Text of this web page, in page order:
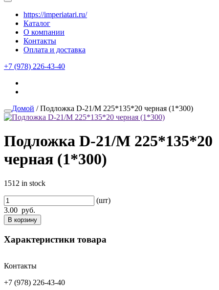
https://imperiatari.ru/
Каталог
О компании
Контакты
Оплата и доставка
+7 (978) 226-43-40
Домой / Подложка D-21/М 225*135*20 черная (1*300)
Подложка D-21/М 225*135*20
черная (1*300)
1512 in stock
(шт)
3.00 руб.
В корзину
Характеристики товара
Контакты
+7 (978) 226-43-40